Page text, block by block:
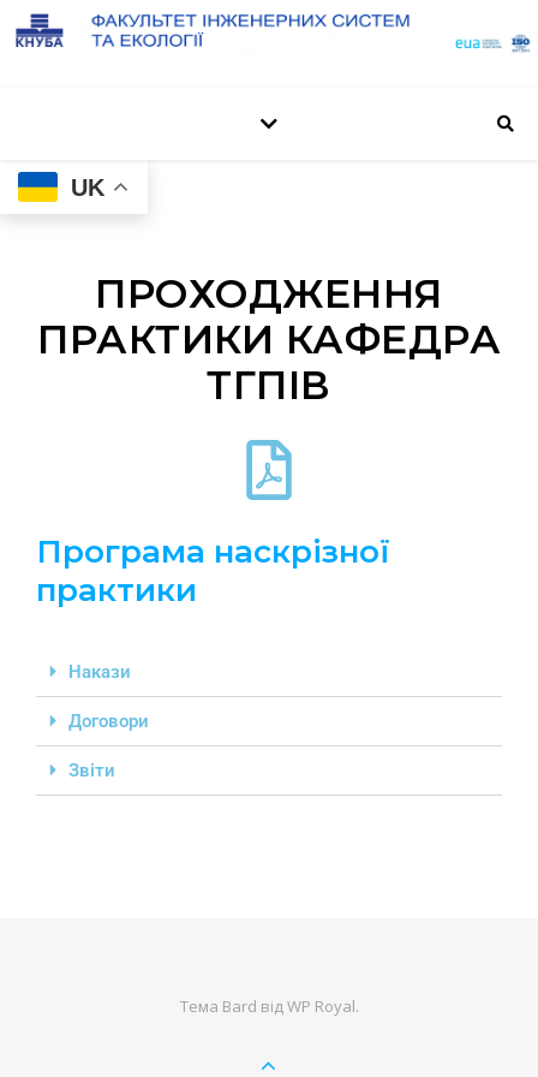
UK
ПРОХОДЖЕННЯ
ПРАКТИКИ КАФЕДРА
ТГПІВ
Програма наскрізної
практики
Накази
Договори
Звіти
Тема Bard відWP Royal.